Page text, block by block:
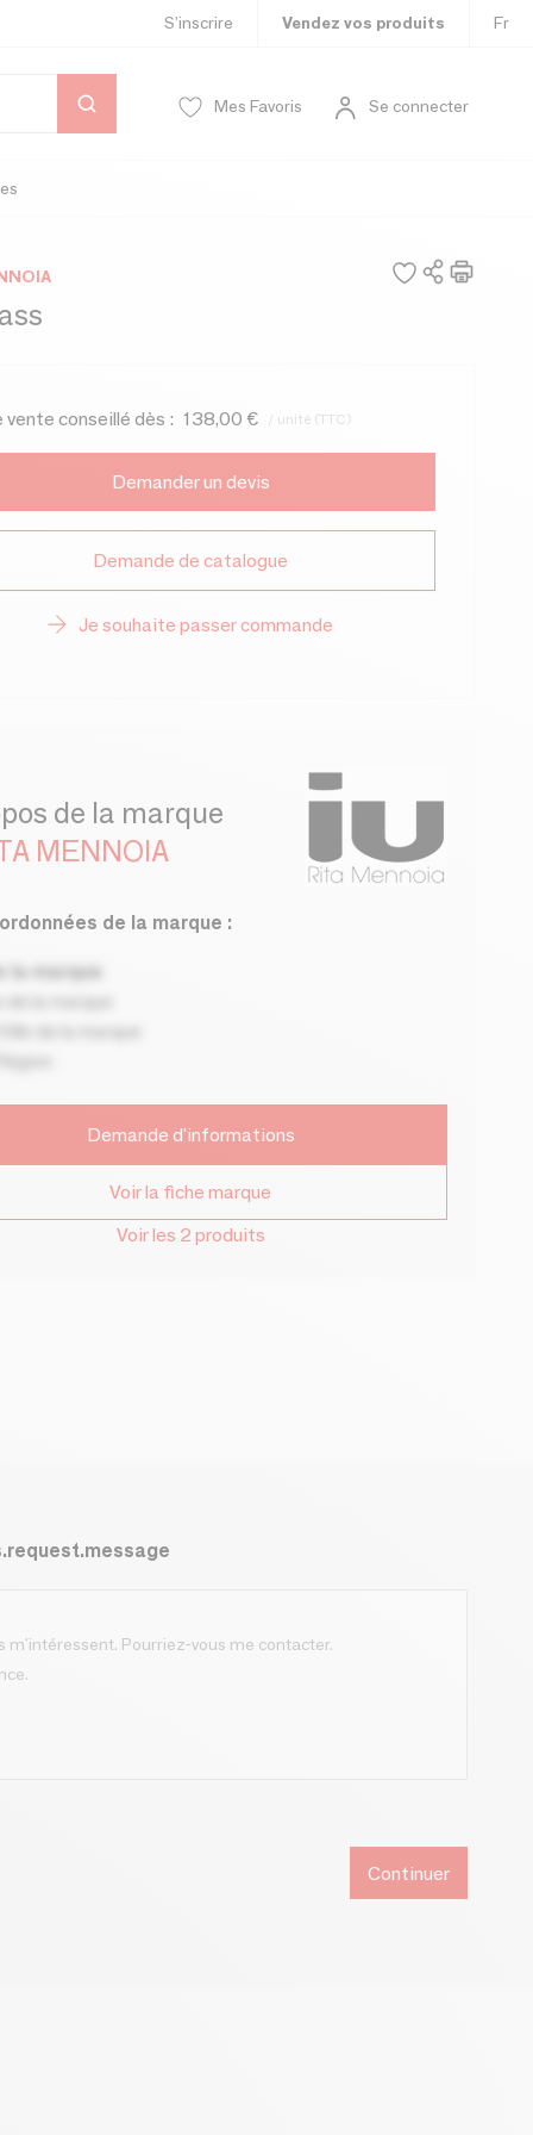
S’inscrire Vendez vos produits Fr
Mes Favoris Se connecter
vente conseillé dès : 138,00 € / unité (TTC)
Demander un devis
Demande de catalogue
Je souhaite passer commande
de la marque
MENNOIA
de la marque :
la marque
Demande d'informations
Voir la fiche marque
Voir les 2 produits
Continuer